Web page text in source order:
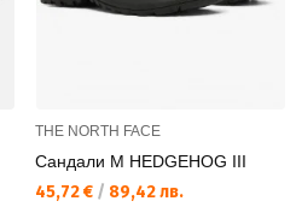
THE NORTH FACE
Сандали M HEDGEHOG III
Текуща цена:
45,72 € / 89,42 лв.